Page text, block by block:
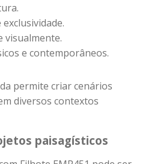
visualmente.
e contemporâneos.
permite criar cenários
diversos contextos
paisagísticos